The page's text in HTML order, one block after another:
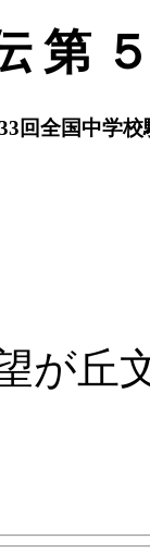
第
回全国中学校
丘